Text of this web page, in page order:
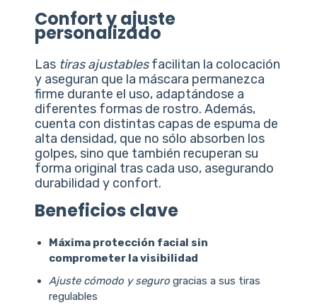
Confort y ajuste
personalizado
Las tiras ajustablesfacilitan la colocación
y aseguran que la máscara permanezca
firme durante el uso, adaptándose a
diferentes formas de rostro. Además,
cuenta con distintas capas de espuma de
alta densidad, que no sólo absorben los
golpes, sino que también recuperan su
forma original tras cada uso, asegurando
durabilidad y confort.
Beneficios clave
Máxima protección facial sin
comprometer la visibilidad
Ajuste cómodo y seguro gracias a sus tiras
regulables